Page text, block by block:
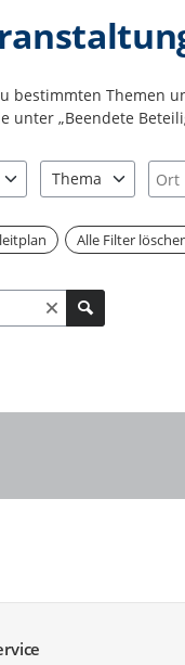
bestimmten Themen
unter „Beendete
Thema
Ort
Alle Filter